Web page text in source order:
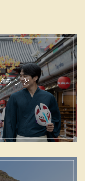
ランと